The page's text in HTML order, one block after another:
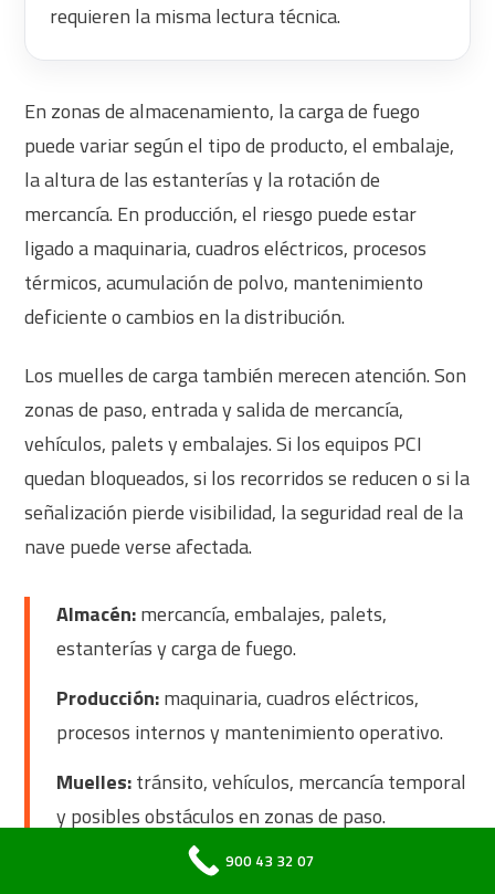
requieren la misma lectura técnica.
En zonas de almacenamiento, la carga de fuego
puede variar según el tipo de producto, el embalaje,
la altura de las estanterías y la rotación de
mercancía. En producción, el riesgo puede estar
ligado a maquinaria, cuadros eléctricos, procesos
térmicos, acumulación de polvo, mantenimiento
deficiente o cambios en la distribución.
Los muelles de carga también merecen atención. Son
zonas de paso, entrada y salida de mercancía,
vehículos, palets y embalajes. Si los equipos PCI
quedan bloqueados, si los recorridos se reducen o si la
señalización pierde visibilidad, la seguridad real de la
nave puede verse afectada.
Almacén:mercancía, embalajes, palets,
estanterías y carga de fuego.
Producción:maquinaria, cuadros eléctricos,
procesos internos y mantenimiento operativo.
Muelles:tránsito, vehículos, mercancía temporal
y posibles obstáculos en zonas de paso.
900 43 32 07